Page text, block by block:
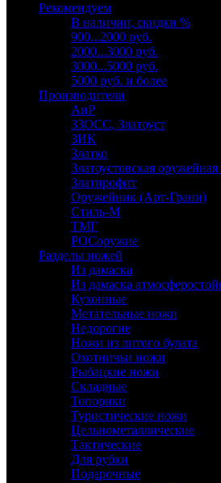
Рекомендуем
В наличии, скидки %
900...2000 руб.
2000...3000 руб.
3000...5000 руб.
5000 руб. и более
Производители
АиР
ЗЗОСС, Златоуст
ЗИК
Златко
Златоустовская
Златпрофит
Оружейник (Арт-Грани)
Стиль-М
ТМГ
РОСоружие
Разделы ножей
Из дамаска
Из дамаска
Кухонные
Метательные ножи
Недорогие
Ножи из литого булата
Охотничьи ножи
Рыбацкие ножи
Складные
Топорики
Туристические ножи
Цельнометаллические
Тактические
Для рубки
Подарочные